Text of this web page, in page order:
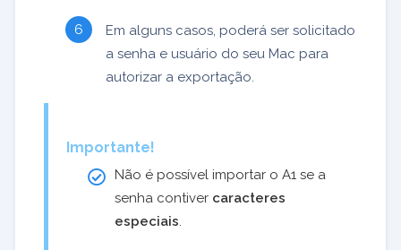
Em alguns casos, poderá ser solicitado
a senha e usuário do seu Mac para
autorizar a exportação.
Importante!
Não é possível importar o A1 se a
senha contiver caracteres
especiais.